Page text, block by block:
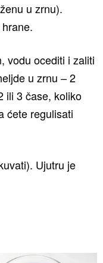
u zrnu).
vodu ocediti i zaliti
u zrnu – 2
ili 3 čase, koliko
ćete regulisati
Ujutru je